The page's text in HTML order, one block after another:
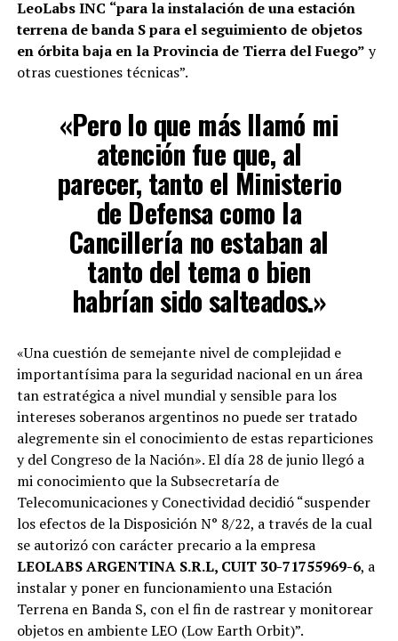
LeoLabs INC “para la instalación de una estación
terrena de banda S para el seguimiento de objetos
en órbita baja en la Provincia de Tierra del Fuego” y
otras cuestiones técnicas”.
«Pero lo que más llamó mi
atención fue que, al
parecer, tanto el Ministerio
de Defensa como la
Cancillería no estaban al
tanto del tema o bien
habrían sido salteados.»
«Una cuestión de semejante nivel de complejidad e
importantísima para la seguridad nacional en un área
tan estratégica a nivel mundial y sensible para los
intereses soberanos argentinos no puede ser tratado
alegremente sin el conocimiento de estas reparticiones
y del Congreso de la Nación». El día 28 de junio llegó a
mi conocimiento que la Subsecretaría de
Telecomunicaciones y Conectividad decidió “suspender
los efectos de la Disposición N° 8/22, a través de la cual
se autorizó con carácter precario a la empresa
LEOLABS ARGENTINA S.R.L, CUIT 30-71755969-6, a
instalar y poner en funcionamiento una Estación
Terrena en Banda S, con el fin de rastrear y monitorear
objetos en ambiente LEO (Low Earth Orbit)”.